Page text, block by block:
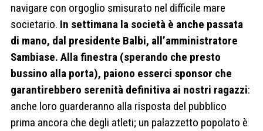
navigare con orgoglio smisurato nel difficile mare
societario. In settimana la società è anche passata
di mano, dal presidente Balbi, all’amministratore
Sambiase. Alla finestra (sperando che presto
bussino alla porta), paiono esserci sponsor che
garantirebbero serenità definitiva ai nostri ragazzi:
anche loro guarderanno alla risposta del pubblico
prima ancora che degli atleti; un palazzetto popolato è